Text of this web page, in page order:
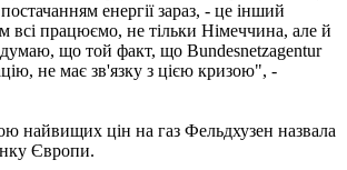
енергії зараз, - це інший
працюємо, не тільки Німеччина, але й
що той факт, що Bundesnetzagentur
не має зв'язку з цією кризою", -
найвищих цін на газ Фельдхузен назвала
Європи.